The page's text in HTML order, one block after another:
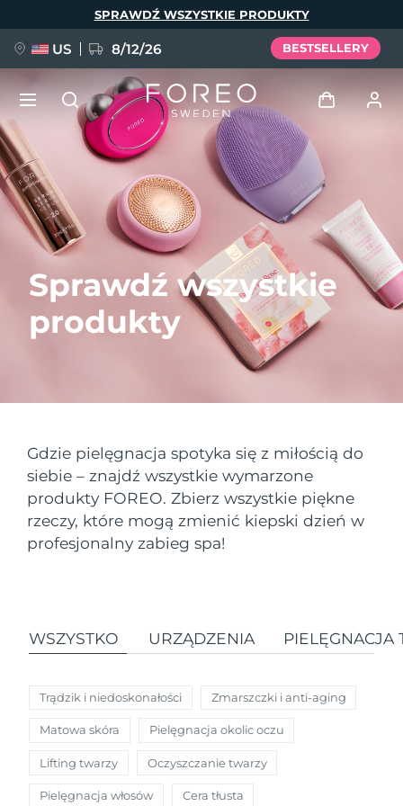
Sprawdź wszystkie
produkty
Gdzie pielęgnacja spotyka się z miłością do
siebie – znajdź wszystkie wymarzone
produkty FOREO. Zbierz wszystkie piękne
rzeczy, które mogą zmienić kiepski dzień w
profesjonalny zabieg spa!
WSZYSTKO URZĄDZENIA PIELĘGNACJA
Trądzik i niedoskonałości Zmarszczki i anti-aging
Matowa skóra Pielęgnacja okolic oczu
Lifting twarzy Oczyszczanie twarzy
Pielęgnacja włosów Cera tłusta
SPRAWDŹ WSZYSTKIE PRODUKTY
US 8/12/26 BESTSELLERY
Zaloguj
Profil użytkownika
Moje urządzenia
Moje zamówienia
Moje adresy
NOWOŚĆ
FAQ™ Pure Beauty-Tech Elixir
BREAKING NEWS
FAQ™ Dual LED Panel
POPULARNY
Specjalne oferty Bestsellery
Język
English Deutsch
Español
Français
Italiano
Português
Svenska
Русский
Türkçe
简体中文 繁體中文
Kraj dostawy
Stany Zjednoczone
Oczekiwany czas dostawy
Wielka Brytania
Oczekiwany czas dostawy
8/11/26
Australia
8/14/26
Niemcy
Oczekiwany czas dostawy
Kanada